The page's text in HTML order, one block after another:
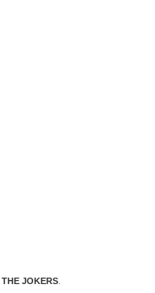
THE JOKERS